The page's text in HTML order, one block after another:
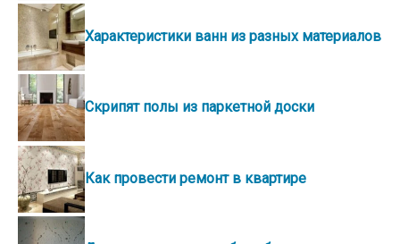
Характеристики ванн из разных материалов
Скрипят полы из паркетной доски
Как провести ремонт в квартире